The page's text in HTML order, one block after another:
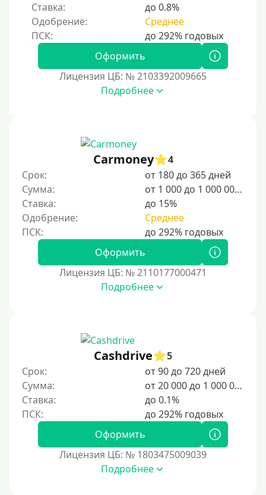
Ставка:
до 0.8%
Одобрение:
Среднее
Оформить
Лицензия ЦБ: № 2103392009665
Подробнее
Carmoney
4
Срок:
от 180 до 365 дней
Сумма:
от 1 000 до 1 000 000 ₽
Ставка:
до 15%
Одобрение:
Среднее
Оформить
Лицензия ЦБ: № 2110177000471
Подробнее
Cashdrive
5
Срок:
от 90 до 720 дней
Сумма:
от 20 000 до 1 000 000 ₽
Ставка:
до 0.1%
Оформить
Лицензия ЦБ: № 1803475009039
Подробнее